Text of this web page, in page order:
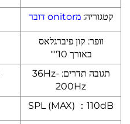
קטגוריה:מonitor דובר
וופר: קון פיברגלאס
באורך 10""
תגובה תדרים: 36Hz-
200Hz
SPL (MAX) ：110dB